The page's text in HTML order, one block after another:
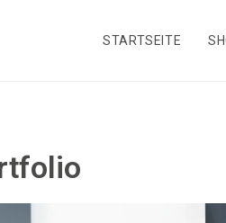
STARTSEITE